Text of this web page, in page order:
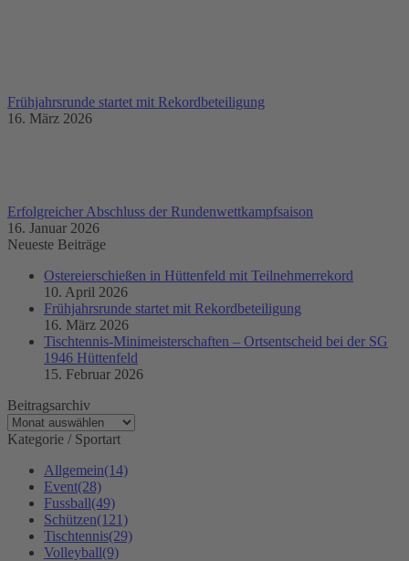
Frühjahrsrunde startet mit Rekordbeteiligung
16. März 2026
Erfolgreicher Abschluss der Rundenwettkampfsaison
16. Januar 2026
Neueste Beiträge
Ostereierschießen in Hüttenfeld mit Teilnehmerrekord
10. April 2026
Frühjahrsrunde startet mit Rekordbeteiligung
16. März 2026
Tischtennis-Minimeisterschaften – Ortsentscheid bei der SG
1946 Hüttenfeld
15. Februar 2026
Beitragsarchiv
Beitragsarchiv
Kategorie / Sportart
Allgemein(14)
Event(28)
Fussball(49)
Schützen(121)
Tischtennis(29)
Volleyball(9)